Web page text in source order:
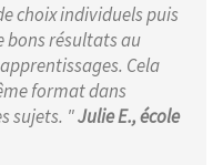
choix individuels puis
bons résultats au
Cela
format dans
sujets. "Julie E., école